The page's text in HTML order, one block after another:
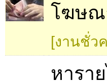
โฆษณ
[งานชั่ว
หารา